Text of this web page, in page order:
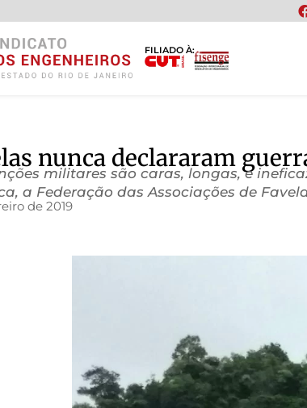
FILIADO À:
nunca declararam
militares são caras, longas, e
a Federação das Associações de
de 2019